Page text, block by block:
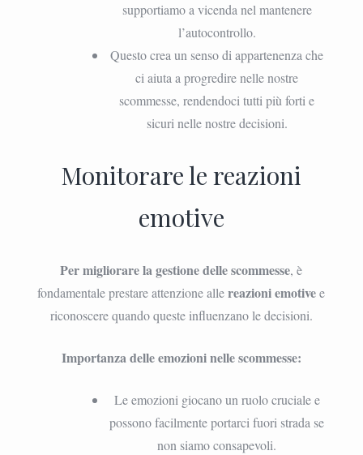
supportiamo a vicenda nel mantenere
l’autocontrollo.
Questo crea un senso di appartenenza che
ci aiuta a progredire nelle nostre
scommesse, rendendoci tutti più forti e
sicuri nelle nostre decisioni.
Monitorare le reazioni
emotive
Per migliorare la gestione delle scommesse, è
fondamentale prestare attenzione allereazioni emotivee
riconoscere quando queste influenzano le decisioni.
Importanza delle emozioni nelle scommesse:
Le emozioni giocano un ruolo cruciale e
possono facilmente portarci fuori strada se
non siamo consapevoli.